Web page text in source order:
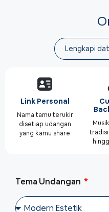
Lengkapi
Link Personal
Nama tamu terukir
disetiap udangan
yang kamu share
Tema Undangan